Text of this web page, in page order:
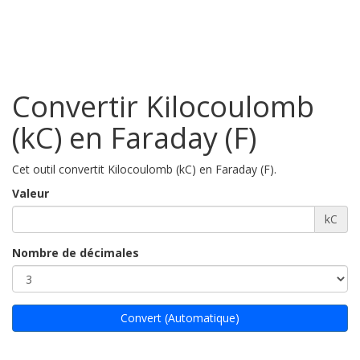
Convertir Kilocoulomb
(kC) en Faraday (F)
Cet outil convertit Kilocoulomb (kC) en Faraday (F).
Valeur
kC
Nombre de décimales
Convert (Automatique)